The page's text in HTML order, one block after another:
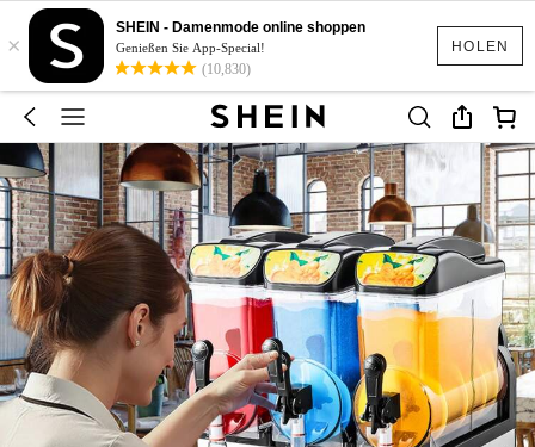
HOLEN
×
SHEIN - Damenmode online shoppen
Genießen Sie App-Special!
(10,830)